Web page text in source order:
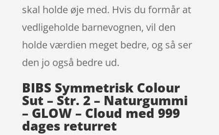
skal holde øje med. Hvis du formår at
vedligeholde barnevognen, vil den
holde værdien meget bedre, og så ser
den jo også bedre ud.
BIBS Symmetrisk Colour
Sut – Str. 2 – Naturgummi
– GLOW – Cloud med 999
dages returret